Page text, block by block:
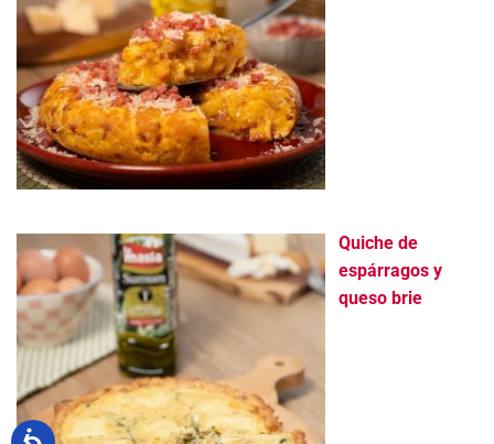
Quiche de
espárragos y
queso brie